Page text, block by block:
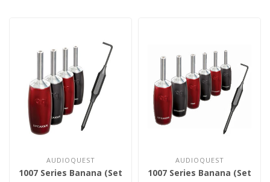
AUDIOQUEST
1007 Series Banana (Set
AUDIOQUEST
1007 Series Banana (Set